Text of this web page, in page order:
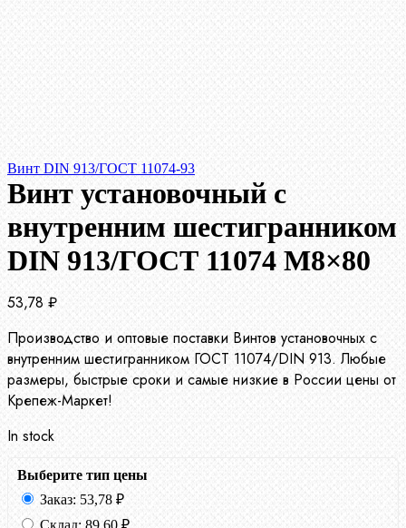
Винт DIN 913/ГОСТ 11074-93
Винт установочный с
внутренним шестигранником
DIN 913/ГОСТ 11074 М8×80
53,78 ₽
Производство и оптовые поставки Винтов установочных с
внутренним шестигранником ГОСТ 11074/DIN 913. Любые
размеры, быстрые сроки и самые низкие в России цены от
Крепеж-Маркет!
In stock
Выберите тип цены
Заказ: 53,78 ₽